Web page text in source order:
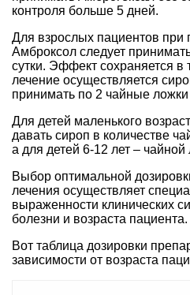
контроля больше 5 дней.
Для взрослых пациентов при
Амброксол следует
сутки. Эффект сохраняется в
лечение осуществляется
принимать по 2 чайные ложки
Для детей маленького
давать сироп в количестве
а для детей 6-12 лет –
Выбор оптимальной
лечения осуществляет
выраженности клинических
болезни и возраста пациента.
Вот таблица дозировки
зависимости от возраста